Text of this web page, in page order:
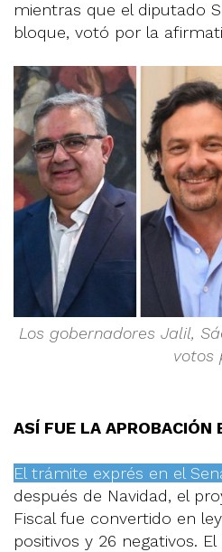
mientras que el diputado
bloque, votó por la
Los gobernadores Jalil,
votos
ASÍ FUE LA APROBACIÓN
El trámite exprés en el
después de Navidad, el
Fiscal fue convertido en
positivos y 26 negativos.